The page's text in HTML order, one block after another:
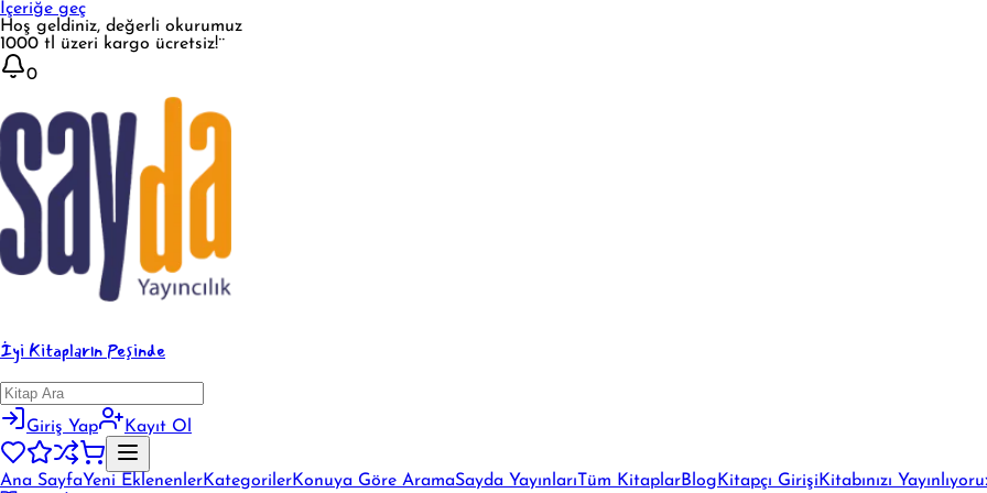
İçeriğe geç
Hoş geldiniz, değerli okurumuz
1000 tl üzeri kargo ücretsiz!¨
0
İyi Kitapların Peşinde
Giriş Yap Kayıt Ol
Ana SayfaYeni EklenenlerKategorilerKonuya Göre AramaSayda Yayınları Tüm KitaplarBlog Kitapçı Girişi Kitabınızı